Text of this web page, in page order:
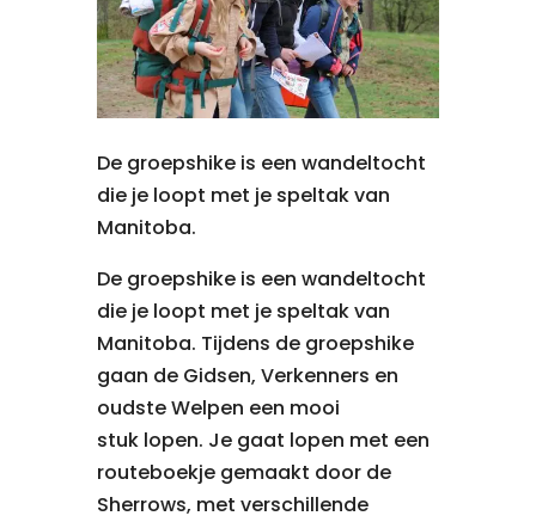
De groepshike is een wandeltocht
die je loopt met je speltak van
Manitoba.
De groepshike is een wandeltocht
die je loopt met je speltak van
Manitoba. Tijdens de groepshike
gaan de Gidsen, Verkenners en
oudste Welpen een mooi
stuk lopen. Je gaat lopen met een
routeboekje gemaakt door de
Sherrows, met verschillende